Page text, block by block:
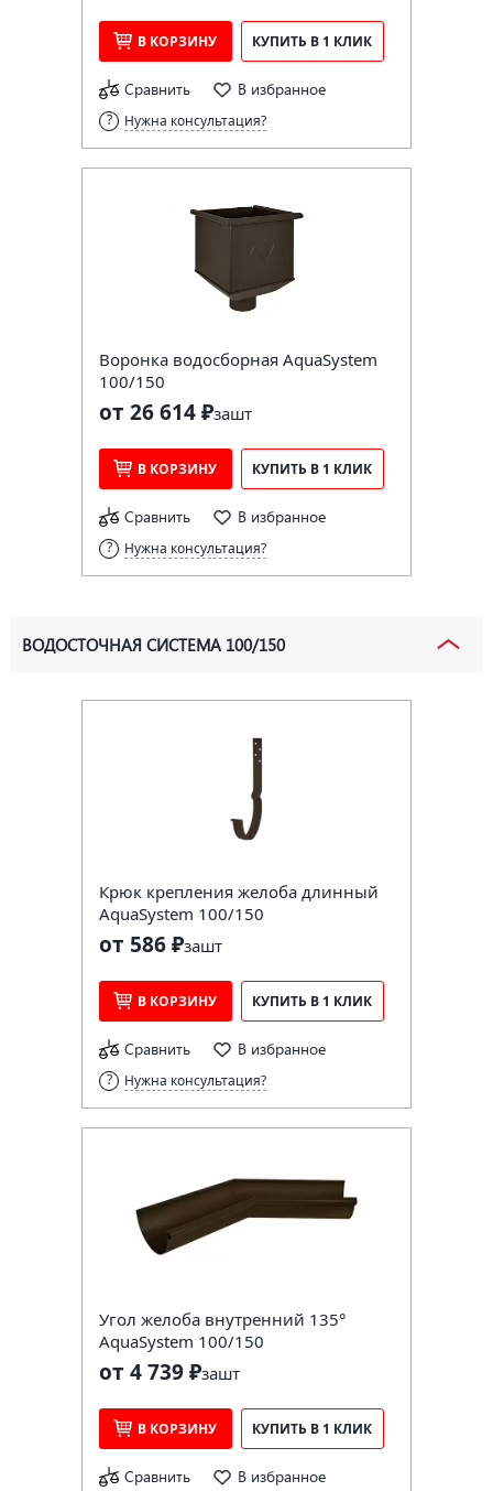
В КОРЗИНУ КУПИТЬ В 1 КЛИК
Сравнить В избранное
Нужна консультация?
Воронка водосборная AquaSystem
100/150
от 26 614 ₽зашт
В КОРЗИНУ КУПИТЬ В 1 КЛИК
Сравнить В избранное
Нужна консультация?
ВОДОСТОЧНАЯ СИСТЕМА 100/150
Крюк крепления желоба длинный
AquaSystem 100/150
от 586 ₽зашт
В КОРЗИНУ КУПИТЬ В 1 КЛИК
Сравнить В избранное
Нужна консультация?
Угол желоба внутренний 135°
AquaSystem 100/150
от 4 739 ₽зашт
В КОРЗИНУ КУПИТЬ В 1 КЛИК
Сравнить В избранное